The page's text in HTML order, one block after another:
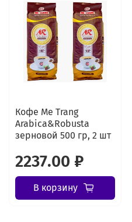
Кофе Me Trang
Arabica&Robusta
зерновой 500 гр, 2 шт
2237.00 ₽
В корзину